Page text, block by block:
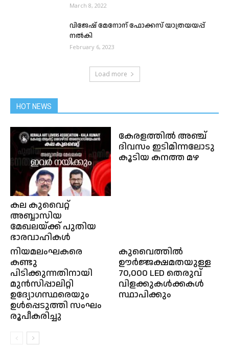
March 8, 2022
വിജേഷ് മേനോന് ഫോക്കസ് യാത്രയയപ്പ്
നൽകി
February 6, 2023
Load more
HOT NEWS
കല കുവൈറ്റ്‌
അബ്ബാസിയ
മേഖലയ്ക്ക് പുതിയ
ഭാരവാഹികൾ
കേരളത്തിൽ അഞ്ച്‌
ദിവസം ഇടിമിന്നലോടു
കൂടിയ കനത്ത മഴ
നിയമലംഘകരെ
കണ്ടു
പിടിക്കുന്നതിനായി
മുൻസിപ്പാലിറ്റി
ഉദ്യോഗസ്ഥരെയും
ഉൾപ്പെടുത്തി സംഘം
രൂപീകരിച്ചു
കുവൈത്തിൽ
ഊർജ്ജക്ഷമതയുള്ള
70,000 LED തെരുവ്
വിളക്കുകൾക്കകൾ
സ്ഥാപിക്കും